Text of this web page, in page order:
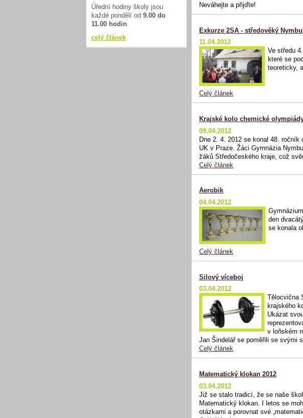
Neváhejte a přijďte!
Exkurze 2SA - středověký
11.04.2012
Ve středu
které se
teoreticky,
Celý článek
Krajské kolo chemické
09.04.2012
Dne 2. 4. 2012 se konal 48.
UK v Praze. Žáci Gymnázia
žáků Středočeského kraje, což
Celý článek
Aerobik
04.04.2012
den
se konala
Celý článek
Silový víceboj
03.04.2012
Tělocvična
krajského
Ukázat
v loňském
Jan Šindelář se poměřili se svými
Celý článek
Matematický klokan 2012
03.04.2012
Již se stalo tradicí, že se naše
Matematický klokan. I letos se
otázkami a porovnat své
Úřední hodiny školy jsou
každé pondělí od 9.00 do
11.00 hodin.
celý článek